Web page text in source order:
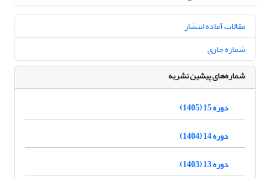
مقالات آماده انتشار
شماره جاری
شماره‌های پیشین نشریه
دوره 15 (1405)
دوره 14 (1404)
دوره 13 (1403)